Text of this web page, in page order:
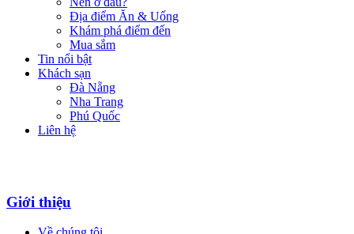
Địa điểm Ăn & Uống
Khám phá điểm đến
Mua sắm
Tin nổi bật
Khách sạn
Đà Nẵng
Nha Trang
Phú Quốc
Liên hệ
Giới thiệu